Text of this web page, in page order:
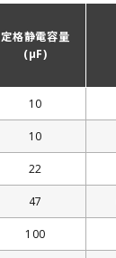
定格静電容量
(µF)
10
10
22
47
100